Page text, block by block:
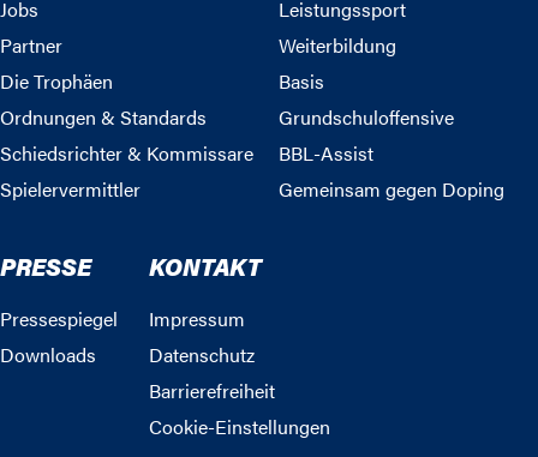
Jobs
Partner
Die Trophäen
Ordnungen & Standards
Schiedsrichter & Kommissare
Spielervermittler
Leistungssport
Weiterbildung
Basis
Grundschuloffensive
BBL-Assist
Gemeinsam gegen Doping
PRESSE
Pressespiegel
Downloads
KONTAKT
Impressum
Datenschutz
Barrierefreiheit
Cookie-Einstellungen